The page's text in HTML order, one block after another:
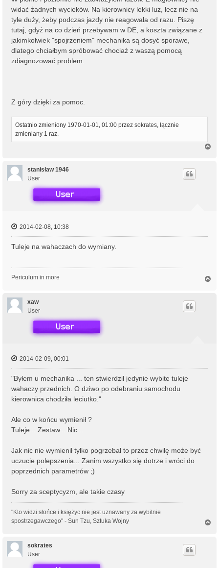
widać żadnych wycieków. Na kierownicy lekki luz, lecz nie na
tyle duży, żeby podczas jazdy nie reagowała od razu. Piszę
tutaj, gdyż na co dzień przebywam w DE, a koszta związane z
jakimkolwiek "spojrzeniem" mechanika są dosyć sporawe,
dlatego chciałbym spróbować chociaż z waszą pomocą
zdiagnozować problem.
Z góry dzięki za pomoc.
Ostatnio zmieniony 1970-01-01, 01:00 przez sokrates, łącznie
zmieniany 1 raz.
stanisław 1946
User
2014-02-08, 10:38
Tuleje na wahaczach do wymiany.
Periculum in more
xaw
User
2014-02-09, 00:01
"Byłem u mechanika ... ten stwierdził jedynie wybite tuleje
wahaczy przednich. O dziwo po odebraniu samochodu
kierownica chodziła leciutko."
Ale co w końcu wymienił ?
Tuleje... Zestaw... Nic...
Jak nic nie wymienił tylko pogrzebał to przez chwilę może być
uczucie polepszenia... Zanim wszystko się dotrze i wróci do
poprzednich parametrów ;)
Sorry za sceptycyzm, ale takie czasy
"Kto widzi słońce i księżyc nie jest uznawany za wybitnie
spostrzegawczego" - Sun Tzu, Sztuka Wojny
sokrates
User